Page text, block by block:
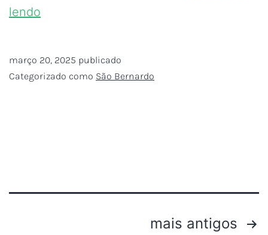
lendo
março 20, 2025 publicado
Categorizado como São Bernardo
mais antigos